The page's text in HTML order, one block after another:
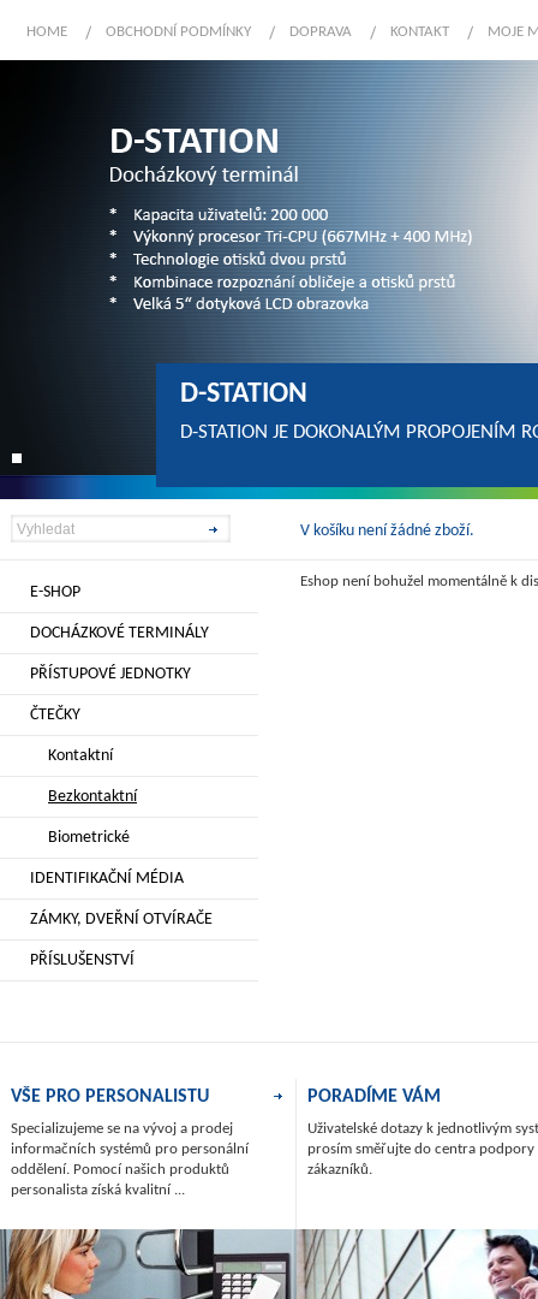
HOME OBCHODNÍ PODMÍNKY DOPRAVA KONTAKT MOJE
D-STATION
D-STATION JE DOKONALÝM PROPOJENÍM
V košíku není žádné zboží.
E-SHOP
DOCHÁZKOVÉ TERMINÁLY
PŘÍSTUPOVÉ JEDNOTKY
ČTEČKY
Kontaktní
Bezkontaktní
Biometrické
IDENTIFIKAČNÍ MÉDIA
ZÁMKY, DVEŘNÍ OTVÍRAČE
PŘÍSLUŠENSTVÍ
Eshop není bohužel momentálně k
VŠE PRO PERSONALISTU
Specializujeme se na vývoj a prodej
informačních systémů pro personální
oddělení. Pomocí našich produktů
personalista získá kvalitní ...
PORADÍME VÁM
Uživatelské dotazy k jednotlivým
prosím směřujte do centra podpory
zákazníků.